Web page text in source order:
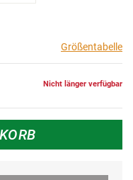
Größentabelle
Nicht länger verfügbar